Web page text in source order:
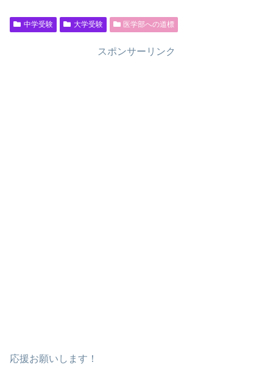
中学受験 大学受験 医学部への道標
スポンサーリンク
応援お願いします！